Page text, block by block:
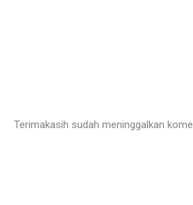
Terimakasih sudah meninggalkan